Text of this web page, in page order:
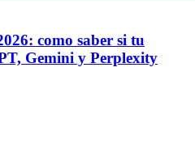
como saber si tu
Gemini y Perplexity